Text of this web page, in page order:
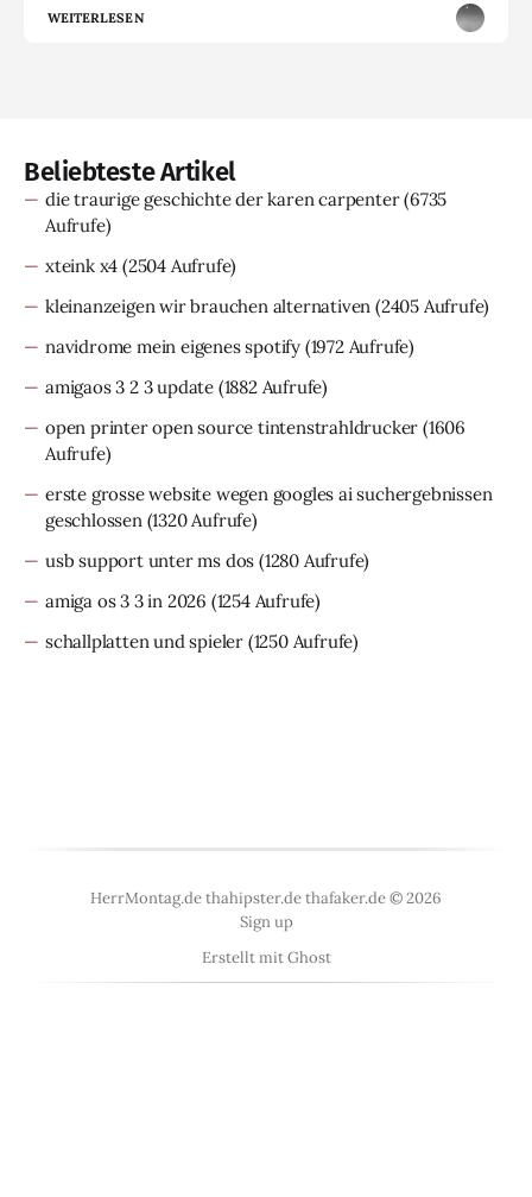
WEITERLESEN
Beliebteste Artikel
die traurige geschichte der karen carpenter(6735
Aufrufe)
xteink x4 (2504 Aufrufe)
kleinanzeigen wir brauchen alternativen (2405 Aufrufe)
navidrome mein eigenes spotify (1972 Aufrufe)
amigaos 3 2 3 update (1882 Aufrufe)
open printer open source tintenstrahldrucker (1606
Aufrufe)
erste grosse website wegen googles ai suchergebnissen
geschlossen (1320 Aufrufe)
usb support unter ms dos (1280 Aufrufe)
amiga os 3 3 in 2026 (1254 Aufrufe)
schallplatten und spieler (1250 Aufrufe)
HerrMontag.de thahipster.de thafaker.de © 2026
Sign up
Erstellt mitGhost